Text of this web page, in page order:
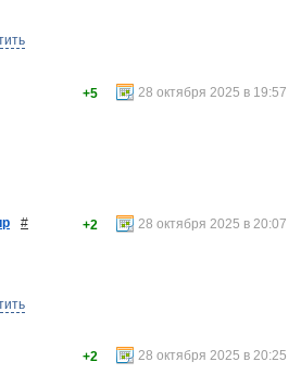
28 октября 2025 в 19:57
+5
# 28 октября 2025 в 20:07
+2
28 октября 2025 в 20:25
+2